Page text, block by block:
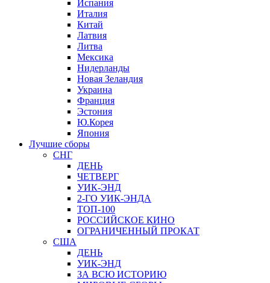
Испания
Италия
Китай
Латвия
Литва
Мексика
Нидерланды
Новая Зеландия
Украина
Франция
Эстония
Ю.Корея
Япония
Лучшие сборы
СНГ
ДЕНЬ
ЧЕТВЕРГ
УИК-ЭНД
2-ГО УИК-ЭНДА
ТОП-100
РОССИЙСКОЕ КИНО
ОГРАНИЧЕННЫЙ ПРОКАТ
США
ДЕНЬ
УИК-ЭНД
ЗА ВСЮ ИСТОРИЮ